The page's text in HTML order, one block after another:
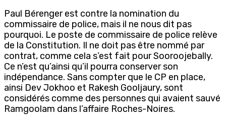
Paul Bérenger est contre la nomination du
commissaire de police, mais il ne nous dit pas
pourquoi. Le poste de commissaire de police relève
de la Constitution. Il ne doit pas être nommé par
contrat, comme cela s’est fait pour Sooroojebally.
Ce n’est qu’ainsi qu’il pourra conserver son
indépendance. Sans compter que le CP en place,
ainsi Dev Jokhoo et Rakesh Gooljaury, sont
considérés comme des personnes qui avaient sauvé
Ramgoolam dans l’affaire Roches-Noires.